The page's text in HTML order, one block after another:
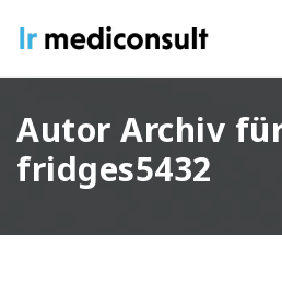
Autor Archiv
fridges5432